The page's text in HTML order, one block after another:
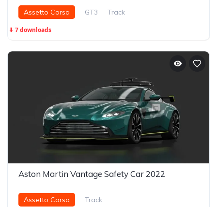
Assetto Corsa GT3 Track
⬇ 7 downloads
Aston Martin Vantage Safety Car 2022
Assetto Corsa Track